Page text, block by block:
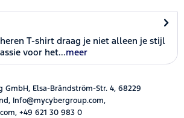
T-shirt draag je niet alleen je stijl
voor het...meer
GmbH, Elsa-Brändström-Str. 4, 68229
Info@mycybergroup.com,
+49 621 30 983 0